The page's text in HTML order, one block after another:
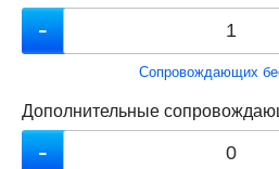
Сопровождающих
Дополнительные